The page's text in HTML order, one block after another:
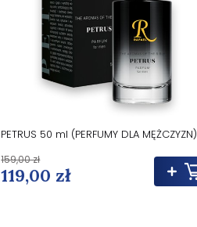
PETRUS 50 ml (PERFUMY DLA MĘŻCZYZN)
119,00 zł
159,00 zł